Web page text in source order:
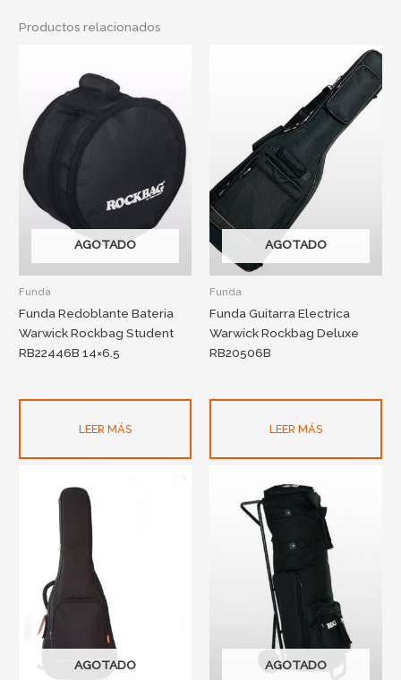
Productos relacionados
AGOTADO
Funda
Funda Redoblante Bateria
Warwick Rockbag Student
RB22446B 14×6.5
LEER MÁS
AGOTADO
Funda
Funda Guitarra Electrica
Warwick Rockbag Deluxe
RB20506B
LEER MÁS
AGOTADO AGOTADO